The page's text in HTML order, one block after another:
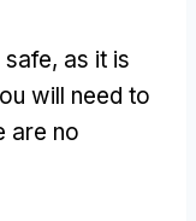
safe, as it is
will need to
are no